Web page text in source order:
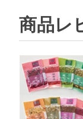
商品レ